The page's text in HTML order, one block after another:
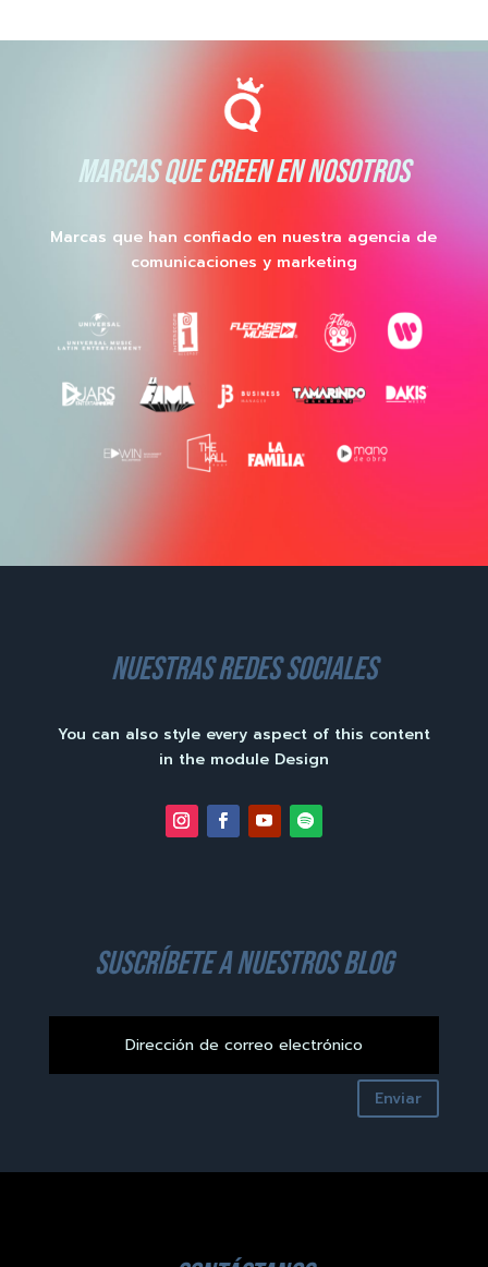
MARCAS QUE CREEN EN NOSOTROS
Marcas que han confiado en nuestra agencia de
comunicaciones y marketing
nuestras redes sociales
You can also style every aspect of this content
in the module Design
suscríbete a nuestros blog
Enviar